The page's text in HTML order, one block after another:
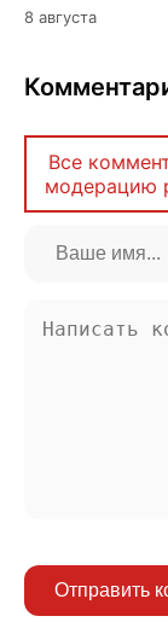
8 августа
Все
модерацию
Отправить